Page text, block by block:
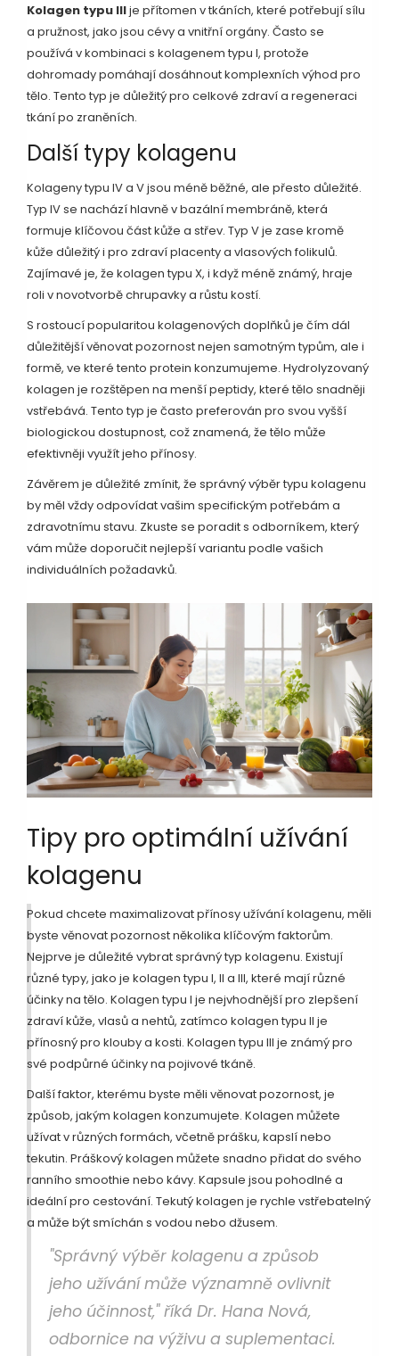
Kolagen typu IIIje přítomen v tkáních, které potřebují sílu
a pružnost, jako jsou cévy a vnitřní orgány. Často se
používá v kombinaci s kolagenem typu I, protože
dohromady pomáhají dosáhnout komplexních výhod pro
tělo. Tento typ je důležitý pro celkové zdraví a regeneraci
tkání po zraněních.
Další typy kolagenu
Kolageny typu IV a V jsou méně běžné, ale přesto důležité.
Typ IV se nachází hlavně v bazální membráně, která
formuje klíčovou část kůže a střev. Typ V je zase kromě
kůže důležitý i pro zdraví placenty a vlasových folikulů.
Zajímavé je, že kolagen typu X, i když méně známý, hraje
roli v novotvorbě chrupavky a růstu kostí.
S rostoucí popularitou kolagenových doplňků je čím dál
důležitější věnovat pozornost nejen samotným typům, ale i
formě, ve které tento protein konzumujeme. Hydrolyzovaný
kolagen je rozštěpen na menší peptidy, které tělo snadněji
vstřebává. Tento typ je často preferován pro svou vyšší
biologickou dostupnost, což znamená, že tělo může
efektivněji využít jeho přínosy.
Závěrem je důležité zmínit, že správný výběr typu kolagenu
by měl vždy odpovídat vašim specifickým potřebám a
zdravotnímu stavu. Zkuste se poradit s odborníkem, který
vám může doporučit nejlepší variantu podle vašich
individuálních požadavků.
Tipy pro optimální užívání
kolagenu
Pokud chcete maximalizovat přínosy užívání kolagenu, měli
byste věnovat pozornost několika klíčovým faktorům.
Nejprve je důležité vybrat správný typ kolagenu. Existují
různé typy, jako je kolagen typu I, II a III, které mají různé
účinky na tělo. Kolagen typu I je nejvhodnější pro zlepšení
zdraví kůže, vlasů a nehtů, zatímco kolagen typu II je
přínosný pro klouby a kosti. Kolagen typu III je známý pro
své podpůrné účinky na pojivové tkáně.
Další faktor, kterému byste měli věnovat pozornost, je
způsob, jakým kolagen konzumujete. Kolagen můžete
užívat v různých formách, včetně prášku, kapslí nebo
tekutin. Práškový kolagen můžete snadno přidat do svého
ranního smoothie nebo kávy. Kapsule jsou pohodlné a
ideální pro cestování. Tekutý kolagen je rychle vstřebatelný
a může být smíchán s vodou nebo džusem.
"Správný výběr kolagenu a způsob
jeho užívání může významně ovlivnit
jeho účinnost," říká Dr. Hana Nová,
odbornice na výživu a suplementaci.